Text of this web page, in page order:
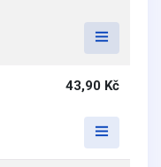
43,90 Kč